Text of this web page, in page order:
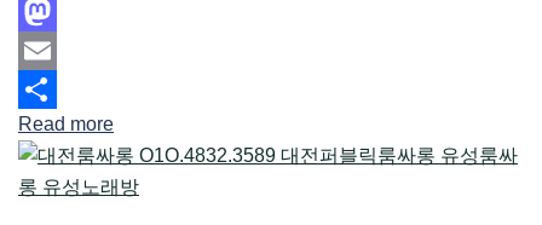
Facebook
Mastodon
Email
Share
Read more